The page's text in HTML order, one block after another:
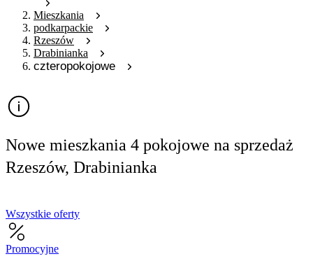
Mieszkania
podkarpackie
Rzeszów
Drabinianka
czteropokojowe
Nowe mieszkania 4 pokojowe na sprzedaż
Rzeszów, Drabinianka
Wszystkie oferty
Promocyjne